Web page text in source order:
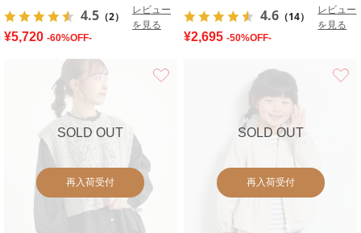
4.5 （2）
レビュー
を見る
¥5,720 -60%OFF-
4.6 （14）
レビュー
を見る
¥2,695 -50%OFF-
SOLD OUT
再入荷受付
SOLD OUT
再入荷受付